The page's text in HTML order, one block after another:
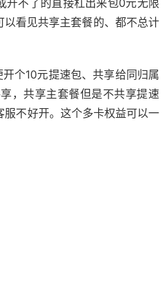
开不了的直接杠出来包0元无限
看见共享主套餐的、都不总计
个10元提速包、共享给同归属
，共享主套餐但是不共享提速
不好开。这个多卡权益可以一